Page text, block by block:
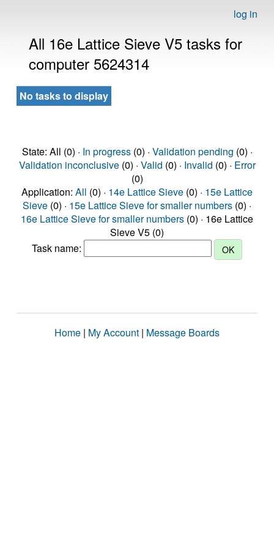
log in
All 16e Lattice Sieve V5 tasks for
computer 5624314
No tasks to display
State: All (0) · In progress(0) · Validation pending (0) ·
Validation inconclusive(0) · Valid (0) · Invalid (0) · Error
(0)
Application: All (0) · 14e Lattice Sieve (0) · 15e Lattice
Sieve (0) · 15e Lattice Sieve for smaller numbers (0) ·
16e Lattice Sieve for smaller numbers (0) · 16e Lattice
Sieve V5 (0)
Task name:
Home | My Account | Message Boards